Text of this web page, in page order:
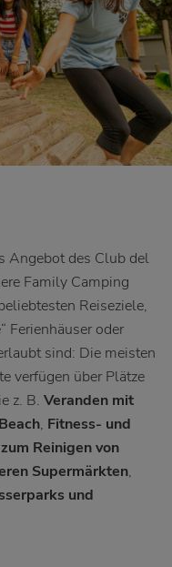
Angebot des Club del
Family Camping
Reiseziele,
Ferienhäuser oder
sind: Die meisten
verfügen über Plätze
z. B. Veranden mit
, Fitness- und
Reinigen von
Supermärkten,
und